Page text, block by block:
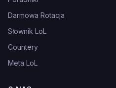
Darmowa Rotacja
Słownik LoL
Countery
Meta LoL